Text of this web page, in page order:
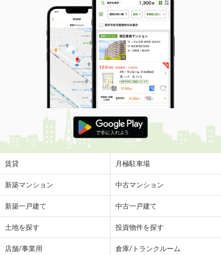
賃貸 月極駐車場
新築マンション 中古マンション
新築一戸建て 中古一戸建て
土地を探す 投資物件を探す
店舗/事業用 倉庫/トランクルーム